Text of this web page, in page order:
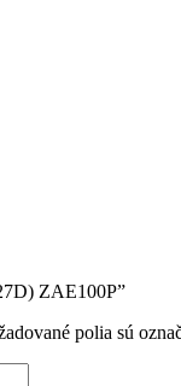
ZAE100P”
polia sú